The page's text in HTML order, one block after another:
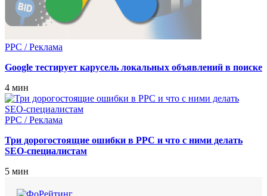
PPC / Реклама
Google тестирует карусель локальных объявлений в поиске
4 мин
PPC / Реклама
Три дорогостоящие ошибки в PPC и что с ними делать
SEO‑специалистам
5 мин